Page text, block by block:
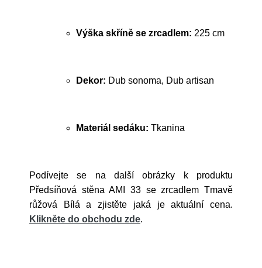
Výška skříně se zrcadlem: 225 cm
Dekor: Dub sonoma, Dub artisan
Materiál sedáku: Tkanina
Podívejte se na další obrázky k produktu
Předsíňová stěna AMI 33 se zrcadlem Tmavě
růžová Bílá a zjistěte jaká je aktuální cena.
Klikněte do obchodu zde.